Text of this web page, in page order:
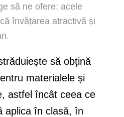
să ne ofere: acele
învățarea atractivă și
să obțină
materialele și
astfel încât ceea ce
aplica în clasă, în